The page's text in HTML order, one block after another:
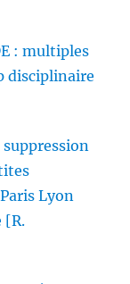
: multiples
disciplinaire
Lyon
[R.